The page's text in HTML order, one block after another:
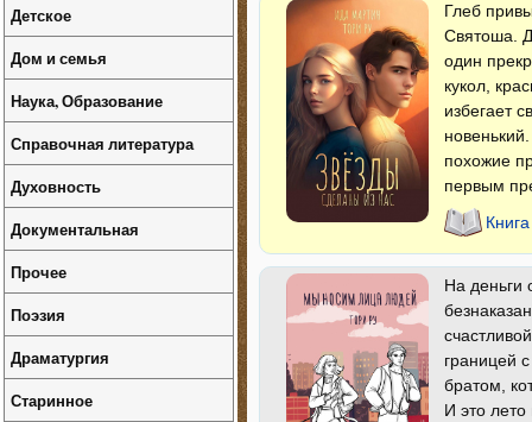
Глеб
Святоша.
один
кукол,
избегает
похожие
первым
На деньги
границей
братом,
И это
Детское
Дом и семья
Наука, Образование
Справочная литература
Духовность
Документальная
Прочее
Поэзия
Драматургия
Старинное